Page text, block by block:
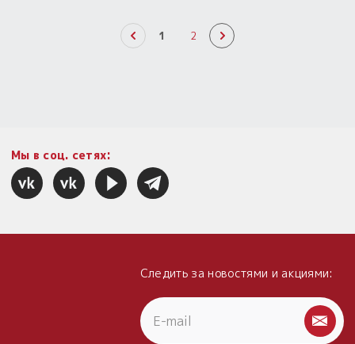
1 2
Мы в соц. сетях:
Следить за новостями и акциями: